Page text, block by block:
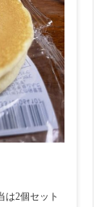
は2個セット